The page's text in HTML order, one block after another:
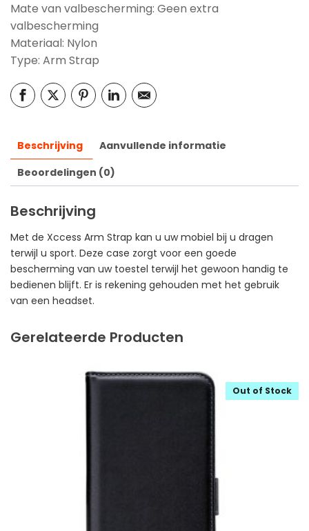
Mate van valbescherming: Geen extra
valbescherming
Materiaal: Nylon
Type: Arm Strap
Beschrijving
Aanvullende informatie
Beoordelingen (0)
Beschrijving
Met de Xccess Arm Strap kan u uw mobiel bij u dragen
terwijl u sport. Deze case zorgt voor een goede
bescherming van uw toestel terwijl het gewoon handig te
bedienen blijft. Er is rekening gehouden met het gebruik
van een headset.
Gerelateerde Producten
Out of Stock